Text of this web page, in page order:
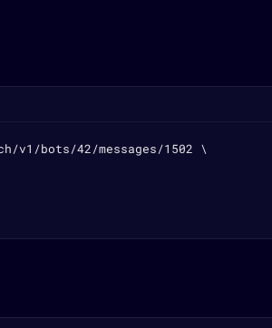
v1/bots/42/messages/1502 \